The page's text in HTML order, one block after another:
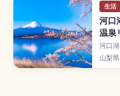
生活
河口
温泉
河口
とつ
術の
山梨県